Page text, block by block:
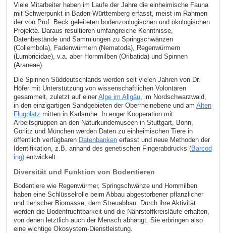
Viele Mitarbeiter haben im Laufe der Jahre die einheimische Fauna
mit Schwerpunkt in Baden-Württemberg erfasst, meist im Rahmen
der von Prof. Beck geleiteten bodenzoologischen und ökologischen
Projekte. Daraus resultieren umfangreiche Kenntnisse,
Datenbestände und Sammlungen zu Springschwänzen
(Collembola), Fadenwürmern (Nematoda), Regenwürmern
(Lumbricidae), v.a. aber Hornmilben (Oribatida) und Spinnen
(Araneae).
Die Spinnen Süddeutschlands werden seit vielen Jahren von Dr.
Höfer mit Unterstützung von wissenschaftlichen Volontären
gesammelt, zuletzt auf einer Alpe im Allgäu, im Nordschwarzwald,
in den einzigartigen Sandgebieten der Oberrheinebene und am Alten
Flugplatz mitten in Karlsruhe. In enger Kooperation mit
Arbeitsgruppen an den Naturkundemuseen in Stuttgart, Bonn,
Görlitz und München werden Daten zu einheimischen Tiere in
öffentlich verfügbaren Datenbankenerfasst und neue Methoden der
Identifikation, z.B. anhand des genetischen Fingerabdrucks (Barcod
ing)entwickelt.
Diversität und Funktion von Bodentieren
Bodentiere wie Regenwürmer, Springschwänze und Hornmilben
haben eine Schlüsselrolle beim Abbau abgestorbener pflanzlicher
und tierischer Biomasse, dem Streuabbau. Durch ihre Aktivität
werden die Bodenfruchtbarkeit und die Nährstoffkreisläufe erhalten,
von denen letztlich auch der Mensch abhängt. Sie erbringen also
eine wichtige Ökosystem-Dienstleistung.